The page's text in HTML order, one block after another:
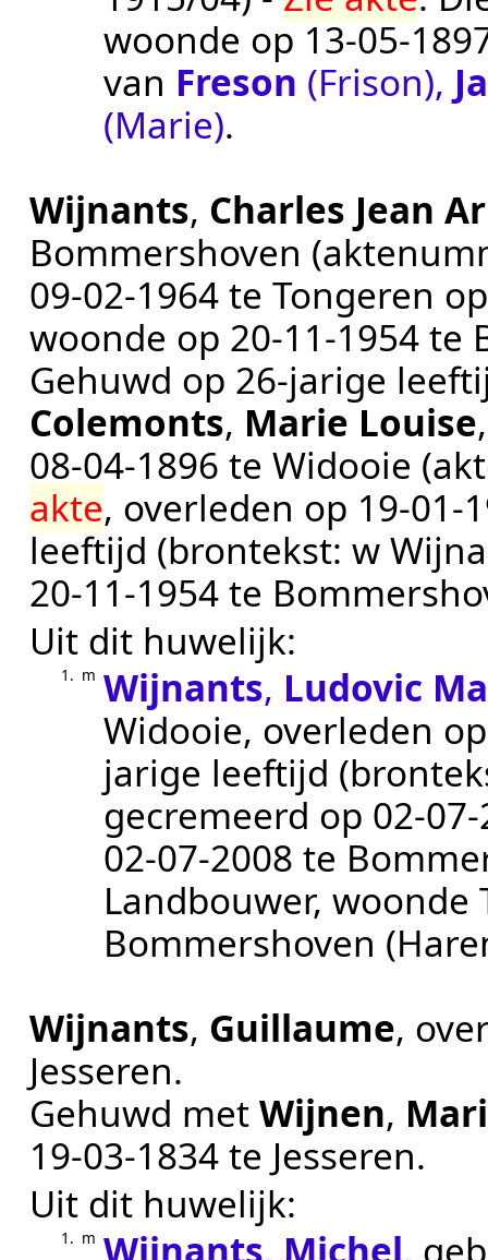
woonde op
van Freson (Frison),
(Marie).
Wijnants, Charles Jean
Bommershoven
09‑02‑1964teTongeren
woonde op 20‑11‑1954te
Gehuwd op 26-jarige
Colemonts, Marie Louise
08‑04‑1896 teWidooie
akte, overleden op
leeftijd (brontekst:w
20‑11‑1954te
Uit dit huwelijk:
1. m Wijnants, Ludovic
Widooie, overleden
jarige leeftijd
gecremeerd op
02‑07‑2008 te
Landbouwer, woonde
Bommershoven
Wijnants, Guillaume,
Jesseren.
Gehuwd metWijnen,
19‑03‑1834te Jesseren.
Uit dit huwelijk:
1. m